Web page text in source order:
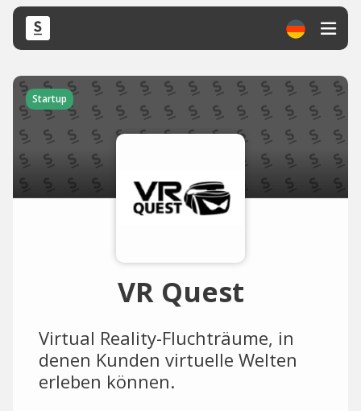
Startup
VR Quest
Virtual Reality-Fluchträume, in
denen Kunden virtuelle Welten
erleben können.